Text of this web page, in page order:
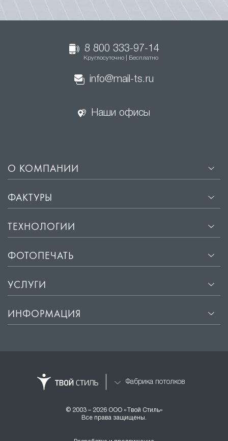
8 800 333-97-14
Круглосуточно | Бесплатно
info@mail-ts.ru
Наши офисы
О КОМПАНИИ
ФАКТУРЫ
ТЕХНОЛОГИИ
ФОТОПЕЧАТЬ
УСЛУГИ
ИНФОРМАЦИЯ
Фабрика потолков
© 2003 – 2026 ООО «Твой Стиль»
Все права защищены.